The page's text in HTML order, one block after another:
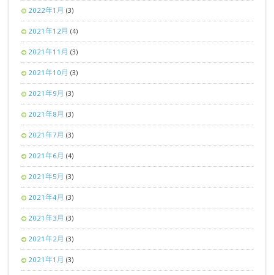
2022年1月 (3)
2021年12月 (4)
2021年11月 (3)
2021年10月 (3)
2021年9月 (3)
2021年8月 (3)
2021年7月 (3)
2021年6月 (4)
2021年5月 (3)
2021年4月 (3)
2021年3月 (3)
2021年2月 (3)
2021年1月 (3)